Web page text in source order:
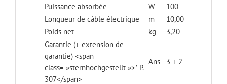
Puissance absorbée
W
100
Longueur de câble électrique
m
10,00
Poids net
kg
3,20
Garantie (+ extension de
garantie) <span
class= »sternhochgestellt »>* P.
307</span>
Ans 3 + 2